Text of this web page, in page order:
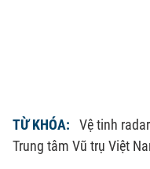
TỪ KHÓA: Vệ tinh radar
Trung tâm Vũ trụ Việt